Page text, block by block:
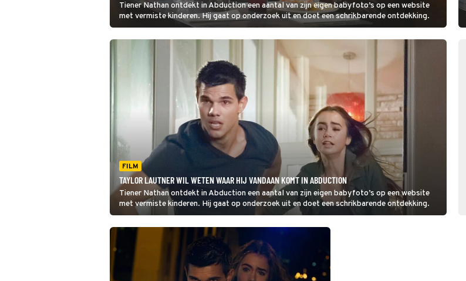
Tiener Nathan ontdekt in Abduction een aantal van zijn eigen babyfoto’s op een website
met vermiste kinderen. Hij gaat op onderzoek uit en doet een schrikbarende ontdekking.
FILM
TAYLOR LAUTNER WIL WETEN WAAR HIJ VANDAAN KOMT IN ABDUCTION
Tiener Nathan ontdekt in Abduction een aantal van zijn eigen babyfoto’s op een website
met vermiste kinderen. Hij gaat op onderzoek uit en doet een schrikbarende ontdekking.